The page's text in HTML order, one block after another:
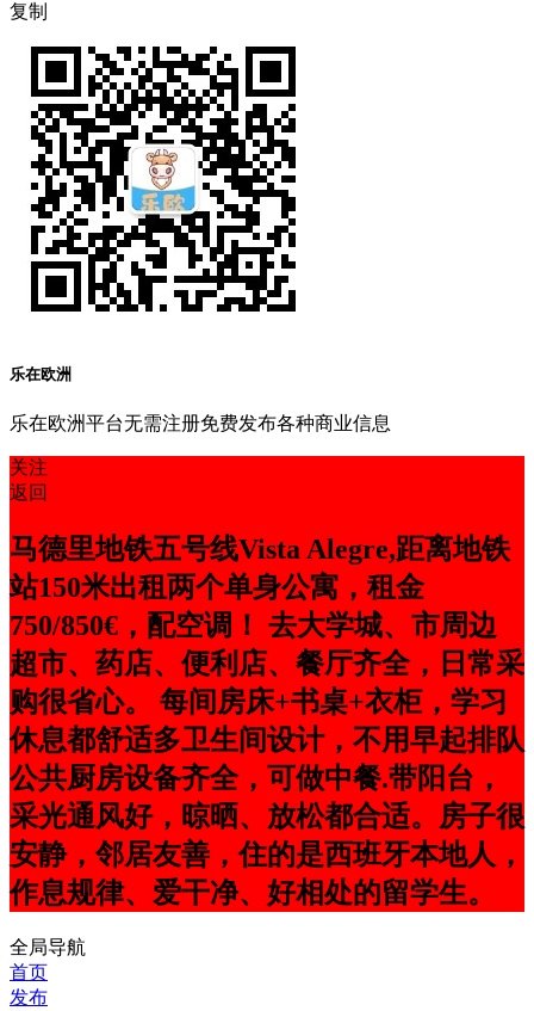
复制
乐在欧洲
乐在欧洲平台无需注册免费发布各种商业信息
关注
返回
马德里地铁五号线Vista Alegre,距离地铁
站150米出租两个单身公寓，租金
750/850€，配空调！ 去大学城、市周边
超市、药店、便利店、餐厅齐全，日常采
购很省心。 每间房床+书桌+衣柜，学习
休息都舒适多卫生间设计，不用早起排队
公共厨房设备齐全，可做中餐.带阳台，
采光通风好，晾晒、放松都合适。房子很
安静，邻居友善，住的是西班牙本地人，
作息规律、爱干净、好相处的留学生。
全局导航
首页
发布